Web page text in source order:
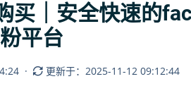
买｜安全快速的
平台
· 更新于：2025-11-12 09:12:44